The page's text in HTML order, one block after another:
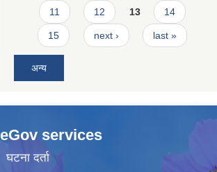
11 12 13 14
15 next › last »
अन्य
eGov services
घटना दर्ता